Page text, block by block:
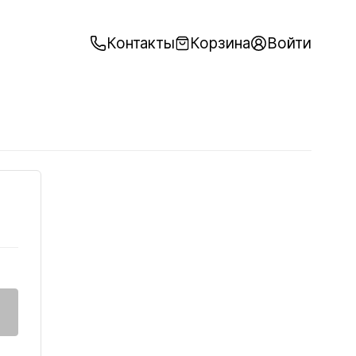
Контакты Корзина Войти